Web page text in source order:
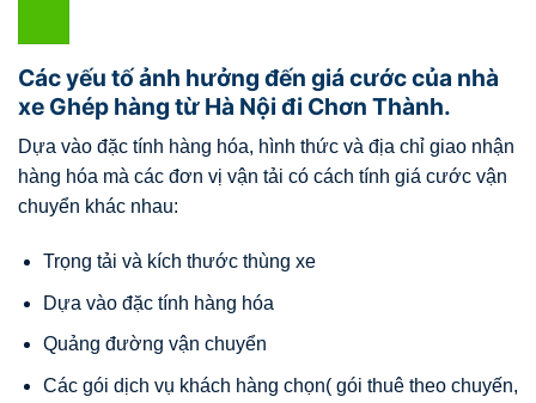
Các yếu tố ảnh hưởng đến giá cước của nhà
xe Ghép hàng từ Hà Nội đi Chơn Thành.
Dựa vào đặc tính hàng hóa, hình thức và địa chỉ giao nhận
hàng hóa mà các đơn vị vận tải có cách tính giá cước vận
chuyển khác nhau:
Trọng tải và kích thước thùng xe
Dựa vào đặc tính hàng hóa
Quảng đường vận chuyển
Các gói dịch vụ khách hàng chọn( gói thuê theo chuyến,